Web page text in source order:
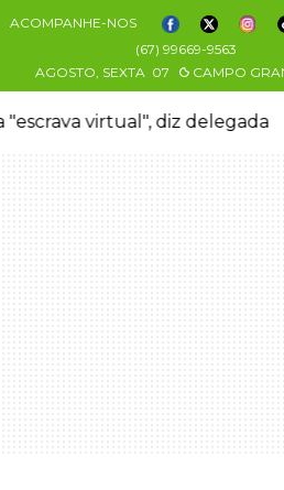
ACOMPANHE-NOS
(67) 99669-9563
AGOSTO, SEXTA 07 CAMPO
virtual", diz delegada